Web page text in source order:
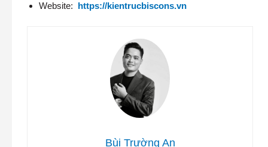
Website: https://kientrucbiscons.vn
Bùi Trường An